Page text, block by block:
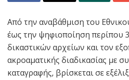
Από την αναβάθμιση του
έως την ψηφιοποίηση περίπου
δικαστικών αρχείων και τον
ακροαματικής διαδικασίας με
καταγραφής, βρίσκεται σε